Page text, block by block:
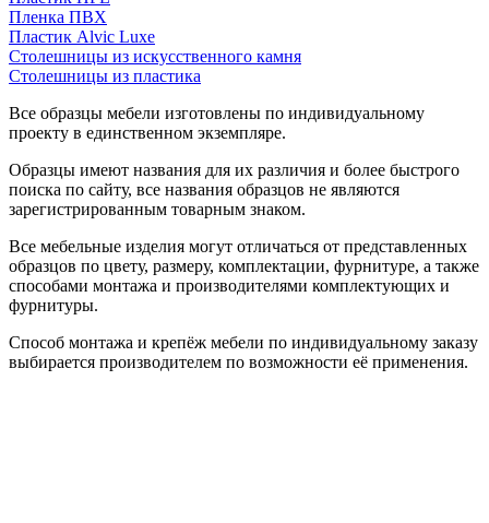
Пленка ПВХ
Пластик Alvic Luxe
Столешницы из искусственного камня
Столешницы из пластика
Все образцы мебели изготовлены по индивидуальному
проекту в единственном экземпляре.
Образцы имеют названия для их различия и более быстрого
поиска по сайту, все названия образцов не являются
зарегистрированным товарным знаком.
Все мебельные изделия могут отличаться от представленных
образцов по цвету, размеру, комплектации, фурнитуре, а также
способами монтажа и производителями комплектующих и
фурнитуры.
Способ монтажа и крепёж мебели по индивидуальному заказу
выбирается производителем по возможности её применения.